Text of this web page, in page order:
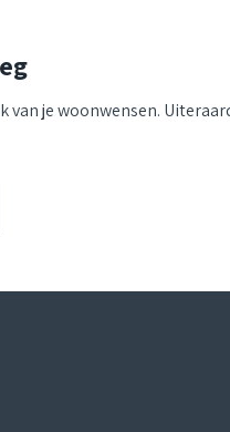
je woonwensen.